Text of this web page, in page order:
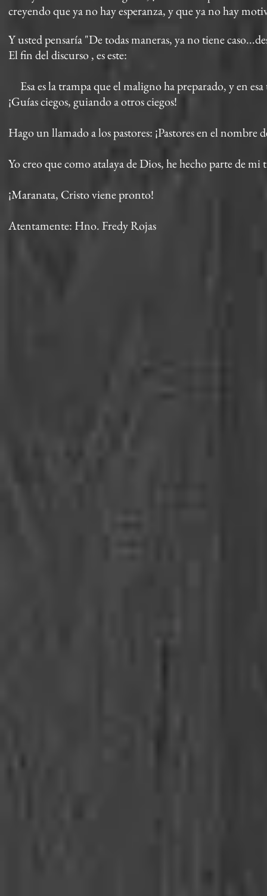
creyendo que ya no hay esperanza, y que ya no hay
Y usted pensaría "De todas maneras, ya no tiene
El fin del discurso , es este:
Esa es la trampa que el maligno ha preparado, y en
¡Guías ciegos, guiando a otros ciegos!
Hago un llamado a los pastores: ¡Pastores en el nombre
Yo creo que como atalaya de Dios, he hecho parte de
¡Maranata, Cristo viene pronto!
Atentamente: Hno. Fredy Rojas